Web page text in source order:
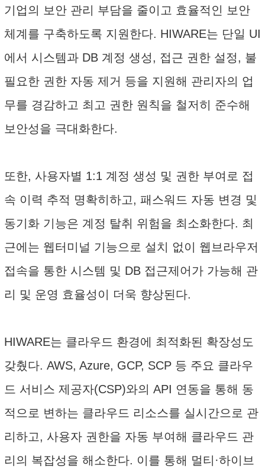
기업의 보안 관리 부담을 줄이고 효율적인 보안
체계를 구축하도록 지원한다. HIWARE는 단일 UI
에서 시스템과 DB 계정 생성, 접근 권한 설정, 불
필요한 권한 자동 제거 등을 지원해 관리자의 업
무를 경감하고 최고 권한 원칙을 철저히 준수해
보안성을 극대화한다.
또한, 사용자별 1:1 계정 생성 및 권한 부여로 접
속 이력 추적 명확히하고, 패스워드 자동 변경 및
동기화 기능은 계정 탈취 위험을 최소화한다. 최
근에는 웹터미널 기능으로 설치 없이 웹브라우저
접속을 통한 시스템 및 DB 접근제어가 가능해 관
리 및 운영 효율성이 더욱 향상된다.
HIWARE는 클라우드 환경에 최적화된 확장성도
갖췄다. AWS, Azure, GCP, SCP 등 주요 클라우
드 서비스 제공자(CSP)와의 API 연동을 통해 동
적으로 변하는 클라우드 리소스를 실시간으로 관
리하고, 사용자 권한을 자동 부여해 클라우드 관
리의 복잡성을 해소한다. 이를 통해 멀티·하이브